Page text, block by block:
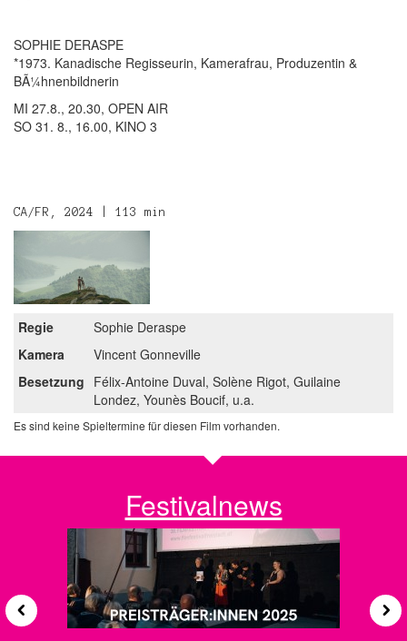
SOPHIE DERASPE
*1973. Kanadische Regisseurin, Kamerafrau, Produzentin &
BÃ¼hnenbildnerin
MI 27.8., 20.30, OPEN AIR
SO 31. 8., 16.00, KINO 3
CA/FR, 2024 | 113 min
Regie
Sophie Deraspe
Kamera
Vincent Gonneville
Besetzung Félix-Antoine Duval, Solène Rigot, Guilaine
Londez, Younès Boucif, u.a.
Es sind keine Spieltermine für diesen Film vorhanden.
Festivalnews